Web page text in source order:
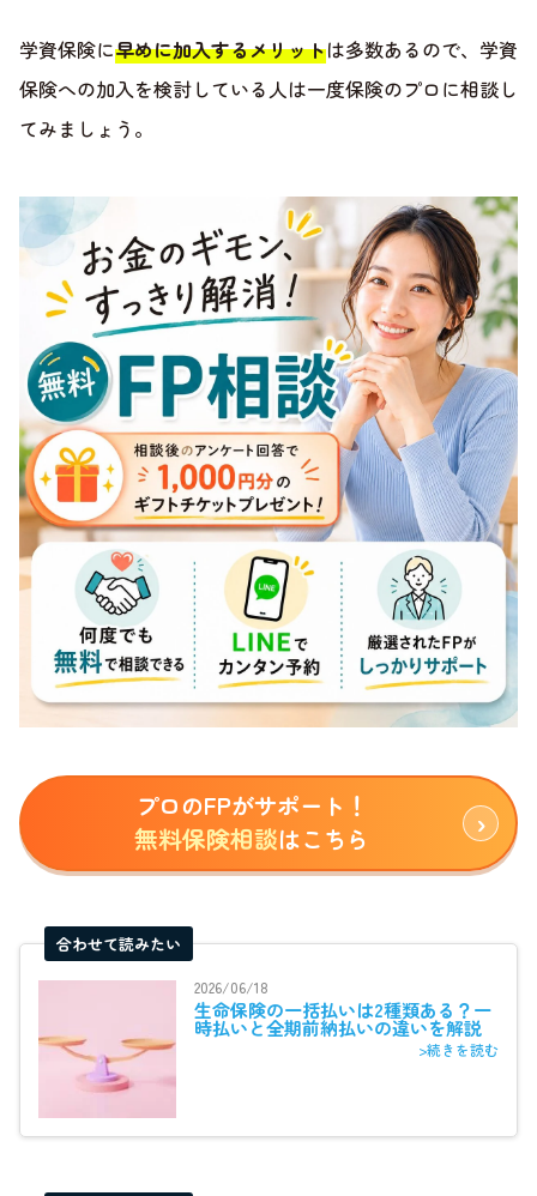
学資保険に早めに加入するメリットは多数あるので、学資
保険への加入を検討している人は一度保険のプロに相談し
てみましょう。
プロのFPがサポート！
無料保険相談はこちら
合わせて読みたい
2026/06/18
生命保険の一括払いは2種類ある？一
時払いと全期前納払いの違いを解説
>続きを読む